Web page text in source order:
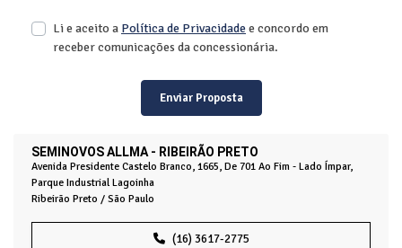
SEMINOVOS ALLMA - RIBEIRÃO PRETO
Avenida Presidente Castelo Branco, 1665, De 701 Ao Fim - Lado Ímpar,
Parque Industrial Lagoinha
Ribeirão Preto / São Paulo
(16) 3617-2775
Li e aceito a Política de Privacidadee concordo em
receber comunicações da concessionária.
Enviar Proposta